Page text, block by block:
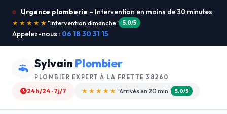
Urgence plomberie – Intervention en moins de 30 minutes
★★★★★"Je recommande !" 4.9/5
Appelez-nous : 06 18 30 31 15
Sylvain Plombier
PLOMBIER EXPERT À LA FRETTE 38260
24h/24 · 7j/7 ★★★★☆ "Devis gratuit" 4.8/5